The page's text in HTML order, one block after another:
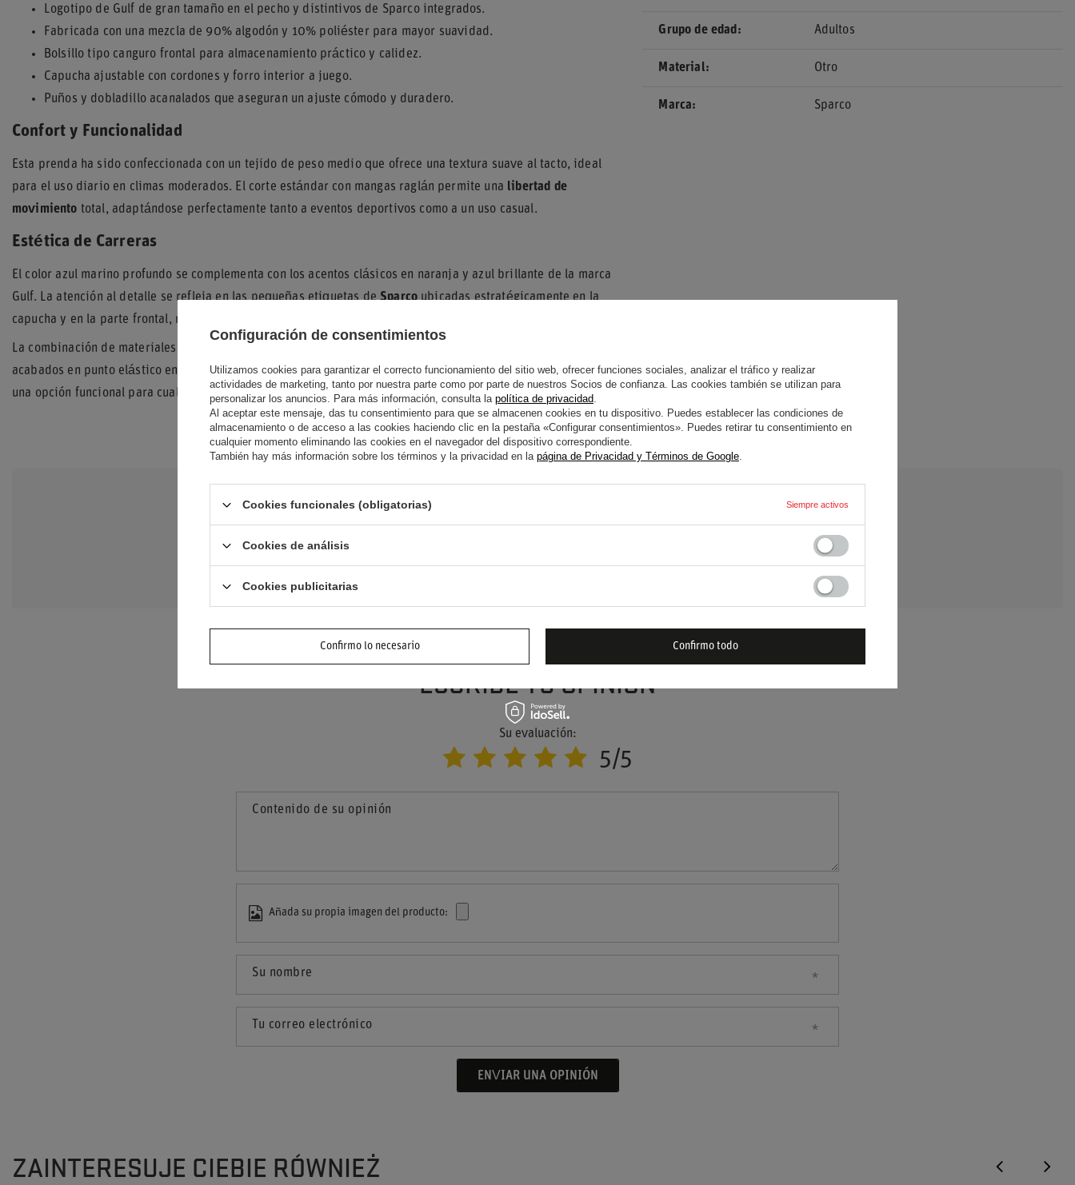
Logotipo de Gulf de gran tamaño en el pecho y distintivos de Sparco integrados.
Fabricada con una mezcla de 90% algodón y 10% poliéster para mayor suavidad.
Bolsillo tipo canguro frontal para almacenamiento práctico y calidez.
Capucha ajustable con cordones y forro interior a juego.
Puños y dobladillo acanalados que aseguran un ajuste cómodo y duradero.
Confort y Funcionalidad
Esta prenda ha sido confeccionada con un tejido de peso medio que ofrece una textura suave al tacto, ideal
para el uso diario en climas moderados. El corte estándar con mangas raglán permite una libertad de
movimiento total, adaptándose perfectamente tanto a eventos deportivos como a un uso casual.
Estética de Carreras
El color azul marino profundo se complementa con los acentos clásicos en naranja y azul brillante de la marca
Gulf. La atención al detalle se refleja en las pequeñas etiquetas deSparcoubicadas estratégicamente en la
capucha y en la parte frontal, reafirmando la autenticidad de esta colaboración exclusiva.
La combinación de materiales garantiza que la sudadera mantenga su forma original tras el uso continuo. Los
acabados en punto elástico en las muñecas y la cintura ayudan a retener el calorcorporal, convirtiéndola en
una opción funcional para cualquier ocasión informal o reuniones de motor.
Grupo de edad Adultos
Material Otro
Marca Sparco
NECESITO AYUDA? TIENE PREGUNTAS?
Haz tu pregunta y te responderemos inmediatamente, publicando las
ESCRIBE TU OPINIÓN
Su evaluación:
5/5
Contenido de su opinión
Añada su propia imagen del producto:
Su nombre
Tu correo electrónico
ENVIAR UNA OPINIÓN
ZAINTERESUJE CIEBIE RÓWNIEŻ
Configuración de consentimientos
Utilizamos cookies para garantizar el correcto funcionamiento del sitio web, ofrecer funciones sociales, analizar el tráfico y realizar
actividades de marketing, tanto por nuestra parte como por parte de nuestros Socios de confianza. Las cookies también se utilizan para
personalizar los anuncios. Para más información, consulta la política de privacidad.
Al aceptar este mensaje, das tu consentimiento para que se almacenen cookies en tu dispositivo. Puedes establecer las condiciones de
almacenamiento o de acceso a las cookies haciendo clic en la pestaña «Configurar consentimientos». Puedes retirar tu consentimiento en
cualquier momento eliminando las cookies en el navegador del dispositivo correspondiente.
También hay más información sobre los términos y la privacidad en la página de Privacidad y Términos de Google.
Cookies funcionales (obligatorias) Siempre activos
Cookies de análisis
Cookies publicitarias
Confirmo lo necesario Confirmo todo